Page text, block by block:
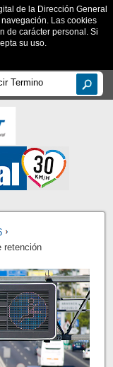
de la Dirección General
Las cookies
de carácter personal. Si
su uso.
retención